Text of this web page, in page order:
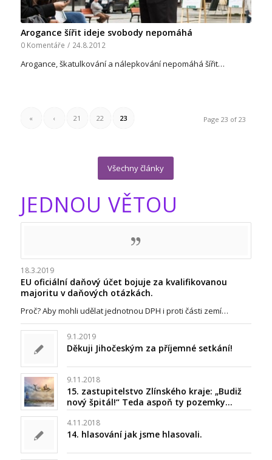
Arogance šířit ideje svobody nepomáhá
0 Komentáře / 24.8.2012
Arogance, škatulkování a nálepkování nepomáhá šířit…
Page 23 of 23
« ‹ 21 22 23
Všechny články
JEDNOU VĚTOU
18.3.2019
EU oficiální daňový účet bojuje za kvalifikovanou
majoritu v daňových otázkách.
Proč? Aby mohli udělat jednotnou DPH i proti části zemí…
9.1.2019
Děkuji Jihočeským za příjemné setkání!
9.11.2018
15. zastupitelstvo Zlínského kraje: „Budiž
nový špitál!“ Teda aspoň ty pozemky…
4.11.2018
14. hlasování jak jsme hlasovali.